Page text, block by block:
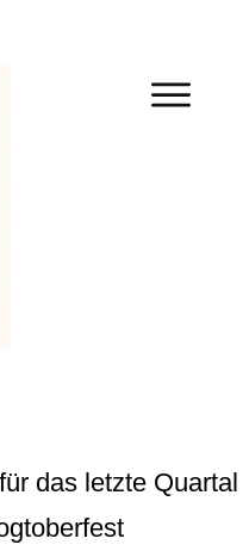
das letzte Quartal